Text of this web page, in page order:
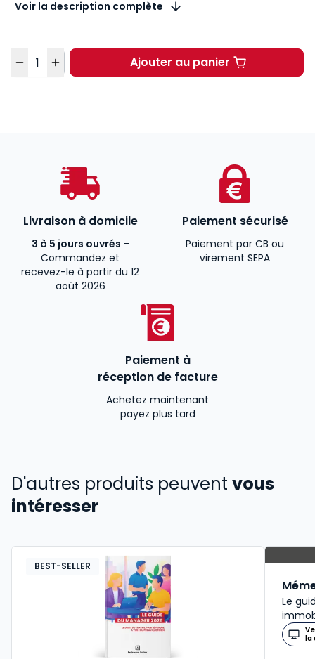
Voir la description complète
Quantité Ajouter au panierAgent commercial
Livraison à domicile
3 à 5 jours ouvrés -
Commandez et
recevez-le à partir du 12
août 2026
Paiement sécurisé
Paiement par CB ou
virement SEPA
Paiement à
réception de facture
Achetez maintenant
payez plus tard
D'autres produits peuvent vous
intéresser
BEST-SELLER
Le
la